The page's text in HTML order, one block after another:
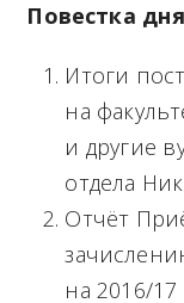
Повестка
Итоги
на
и другие
отдела
Отчёт
на 2016/17